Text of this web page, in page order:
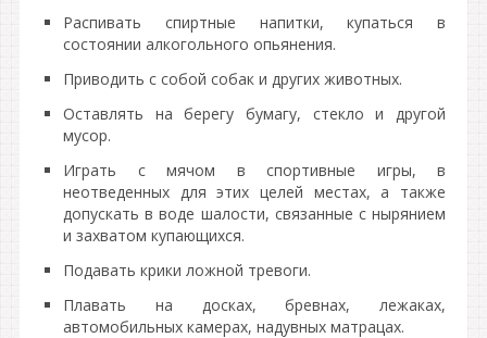
Распивать спиртные напитки, купаться в
состоянии алкогольного опьянения.
Приводить с собой собак и других животных.
Оставлять на берегу бумагу, стекло и другой
мусор.
Играть с мячом в спортивные игры, в
неотведенных для этих целей местах, а также
допускать в воде шалости, связанные с нырянием
и захватом купающихся.
Подавать крики ложной тревоги.
Плавать на досках, бревнах, лежаках,
автомобильных камерах, надувных матрацах.